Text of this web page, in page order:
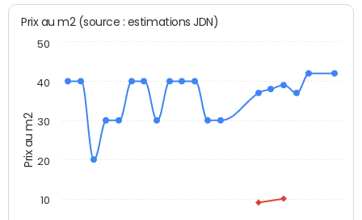
Prix au m2
Prix au m2 (source : estimations JDN)
10
20
30
40
50